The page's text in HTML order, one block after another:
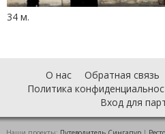
34 м.
О нас Обратная связь
Политика
Вход для